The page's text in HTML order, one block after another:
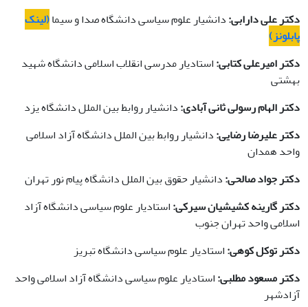
دکتر علی دارابی:دانشیار علوم سیاسی دانشگاه صدا و سیما(لینک
پابلونز)
دکتر امیرعلی کتابی:استادیار مدرسی انقلاب اسلامی دانشگاه شهید
بهشتی
دکتر الهام رسولی ثانی آبادی:دانشیار روابط بین الملل دانشگاه یزد
دکتر علیرضا رضایی:دانشیار روابط بین الملل دانشگاه آزاد اسلامی
واحد همدان
دکتر جواد صالحی:دانشیار حقوق بین الملل دانشگاه پیام نور تهران
دکتر گارینه کشیشیان سیرکی:استادیار علوم سیاسی دانشگاه آزاد
اسلامی واحد تهران جنوب
دکتر توکل کوهی:استادیار علوم سیاسی دانشگاه تبریز
دکتر مسعود مطلبی:استادیار علوم سیاسی دانشگاه آزاد اسلامی واحد
آزادشهر